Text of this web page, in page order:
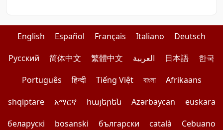
English Español Français Italiano
Deutsch
Pусский
简体中文 繁體中文 العربية 日本語
한국
Português
हिन्दी Tiếng Việt বাংলা
Afrikaans
shqiptare
አማርኛ հայերեն Azərbaycan
euskara
беларускі
bosanski български català
Cebuano